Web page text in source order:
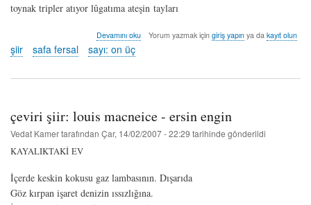
toynak tripler atıyor lûgatıma ateşin tayları
maktûl
safa
hakkında
Devamını oku Yorum yazmak için giriş yapınya da kayıt olun
şiir safa fersal sayı: on üç
çeviri şiir: louis macneice - ersin engin
Vedat Kamertarafından Çar, 14/02/2007 - 22:29 tarihinde gönderildi
KAYALIKTAKİ EV
İçerde keskin kokusu gaz lambasının. Dışarıda
Göz kırpan işaret denizin ıssızlığına.